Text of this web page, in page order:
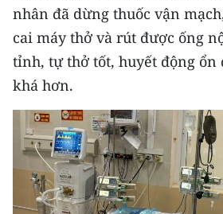
Media Y tế
Media Khoa học - Công nghệ
Media Môi trường
Ảnh
Infographic
TIN MỚI
nhân đã dừng thuốc vận
cai máy thở và rút được ống
tỉnh, tự thở tốt, huyết động ổn
khá hơn.